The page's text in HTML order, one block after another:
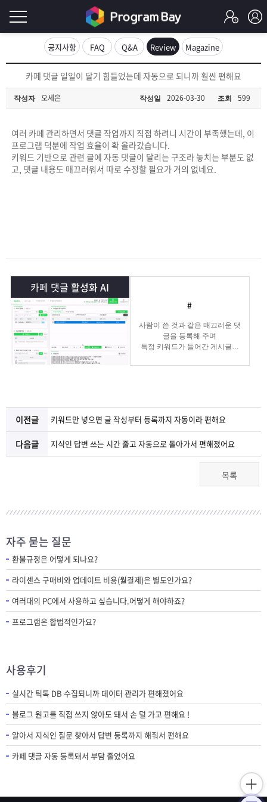
그
인
필
요
로
인
Q&A
프
베
이
는?
램
구
매
프
로
그
춤
상
품
의
고
객
센
마
이
이
파
너
공지사항 FAQ Q&A Review Magazine
카페 댓글 일일이 달기 힘들었는데 자동으로 되니까 훨씬 편해요
작성자 오세은 작성일 2026-03-30 조회 599
여러 카페 관리하면서 댓글 작업까지 직접 하려니 시간이 부족했는데, 이
프로그램 덕분에 작업 효율이 확 올라갔습니다.
키워드 기반으로 관련 글에 자동 댓글이 달리는 구조라 놓치는 부분도 없
고, 댓글 내용도 매끄러워서 따로 수정할 필요가 거의 없네요.
카페 댓글활성화 AI
#
사람이 쓴 것과 같은 매끄러운 댓
글을 등록해 주며
특정 키워드가 들어간 게시글에
이전글 키워드만 넣으면 글 작성부터 등록까지 자동이라 편해요
다음글 지식인 답변 쓰는 시간 줄고 자동으로 돌아가서 편해졌어요
목록
자주 묻는 질문
환불규정은 어떻게 되나요?
라이센스 구매비와 업데이트 비용(월결제)은 별도인가요?
여러대의 PC에서 사용하고 싶습니다.어떻게 해야하죠?
프로그램은 합법적인가요?
사용후기
실시간 틱톡 DB 수집되니까 데이터 관리가 편해졌어요
블로그 원고를 직접 쓰지 않아도 돼서 손 덜 가고 편해요 !
알아서 지식인 질문 찾아서 답변 등록까지 해줘서 편해요
카페 댓글 자동 등록돼서 부담 줄었어요